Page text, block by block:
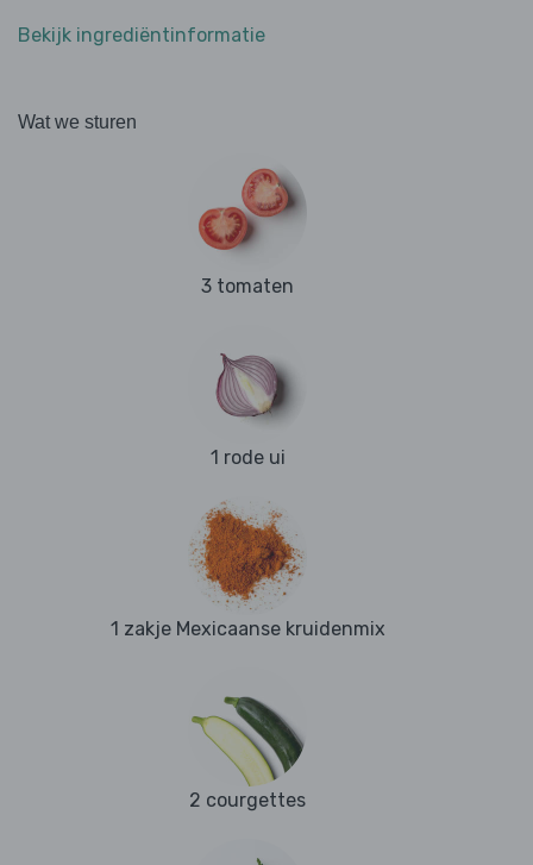
Bekijk ingrediëntinformatie
Wat we sturen
3 tomaten
1 rode ui
1 zakje Mexicaanse kruidenmix
2 courgettes